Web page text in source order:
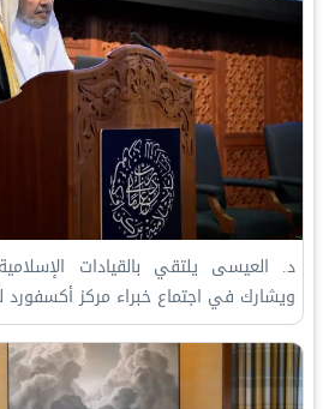
د. العيسى يلتقي بالقيادات
ويشارك في اجتماع خبراء مركز أكسفورد